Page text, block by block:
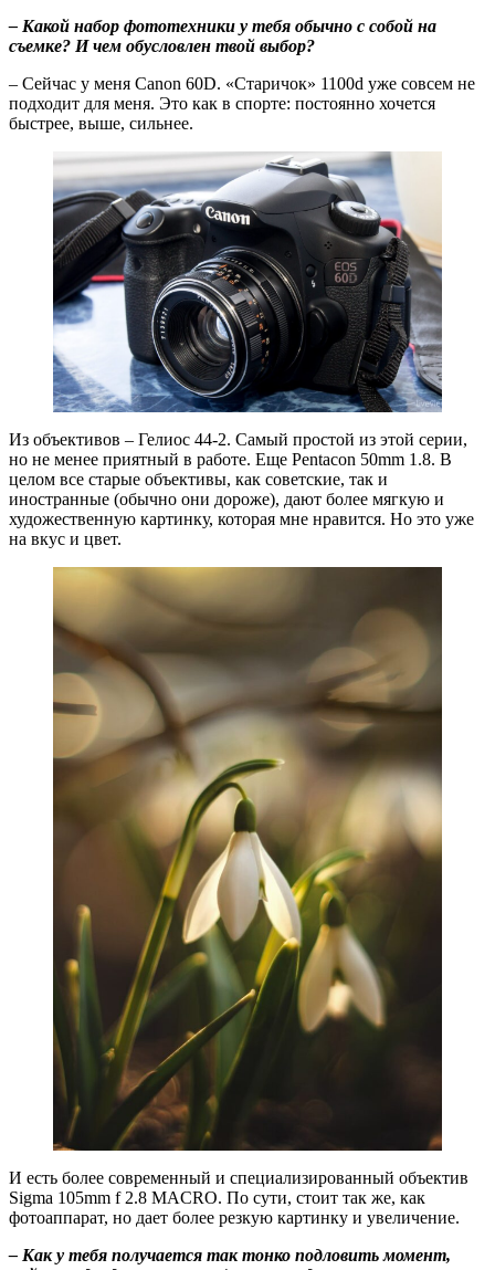
– Какой набор фототехники у тебя обычно с собой на
съемке? И чем обусловлен твой выбор?
– Сейчас у меня Canon 60D. «Старичок» 1100d уже совсем не
подходит для меня. Это как в спорте: постоянно хочется
быстрее, выше, сильнее.
Из объективов – Гелиос 44-2. Самый простой из этой серии,
но не менее приятный в работе. Еще Pentacon 50mm 1.8. В
целом все старые объективы, как советские, так и
иностранные (обычно они дороже), дают более мягкую и
художественную картинку, которая мне нравится. Но это уже
на вкус и цвет.
И есть более современный и специализированный объектив
Sigma 105mm f 2.8 MACRO. По сути, стоит так же, как
фотоаппарат, но дает более резкую картинку и увеличение.
– Как у тебя получается так тонко подловить момент,